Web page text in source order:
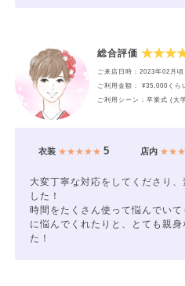
総合評価
ご来店日時：2023年02月頃
ご利用金額： ¥35,000くら
ご利用シーン：卒業式 (大
衣装★★★★★ 5 店内
大変丁寧な対応をしてくださり
した！
時間をたくさん使って悩んでい
に悩んでくれたりと、とても親
た！